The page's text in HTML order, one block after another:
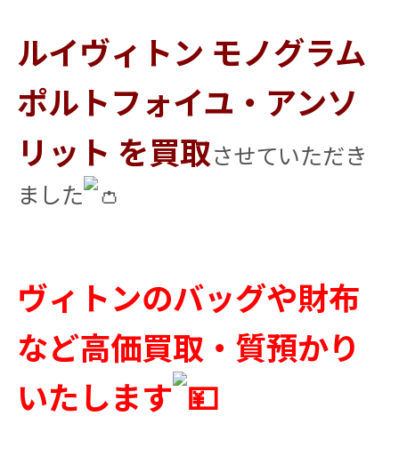
ルイヴィトン モノグラム
ポルトフォイユ・アンソ
リット を買取させていただき
ました
ヴィトンのバッグや財布
など高価買取・質預かり
いたします